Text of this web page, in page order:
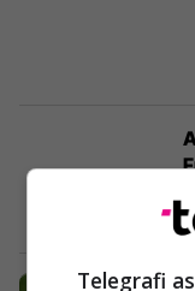
Telegrafi